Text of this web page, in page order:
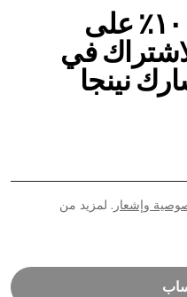
احصلوا على خصم ١٠٪ على
في
نينجا
وإشعار . لمزيد من